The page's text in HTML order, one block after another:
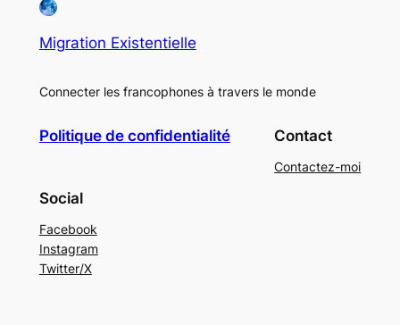
Migration Existentielle
Connecter les francophones à travers le monde
Politique de confidentialité Contact
Contactez-moi
Social
Facebook
Instagram
Twitter/X